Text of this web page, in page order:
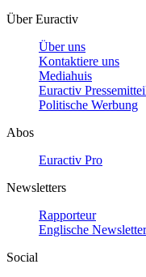
Über Euractiv
Über uns
Kontaktiere uns
Mediahuis
Euractiv
Politische Werbung
Abos
Euractiv Pro
Newsletters
Rapporteur
Englische
Social